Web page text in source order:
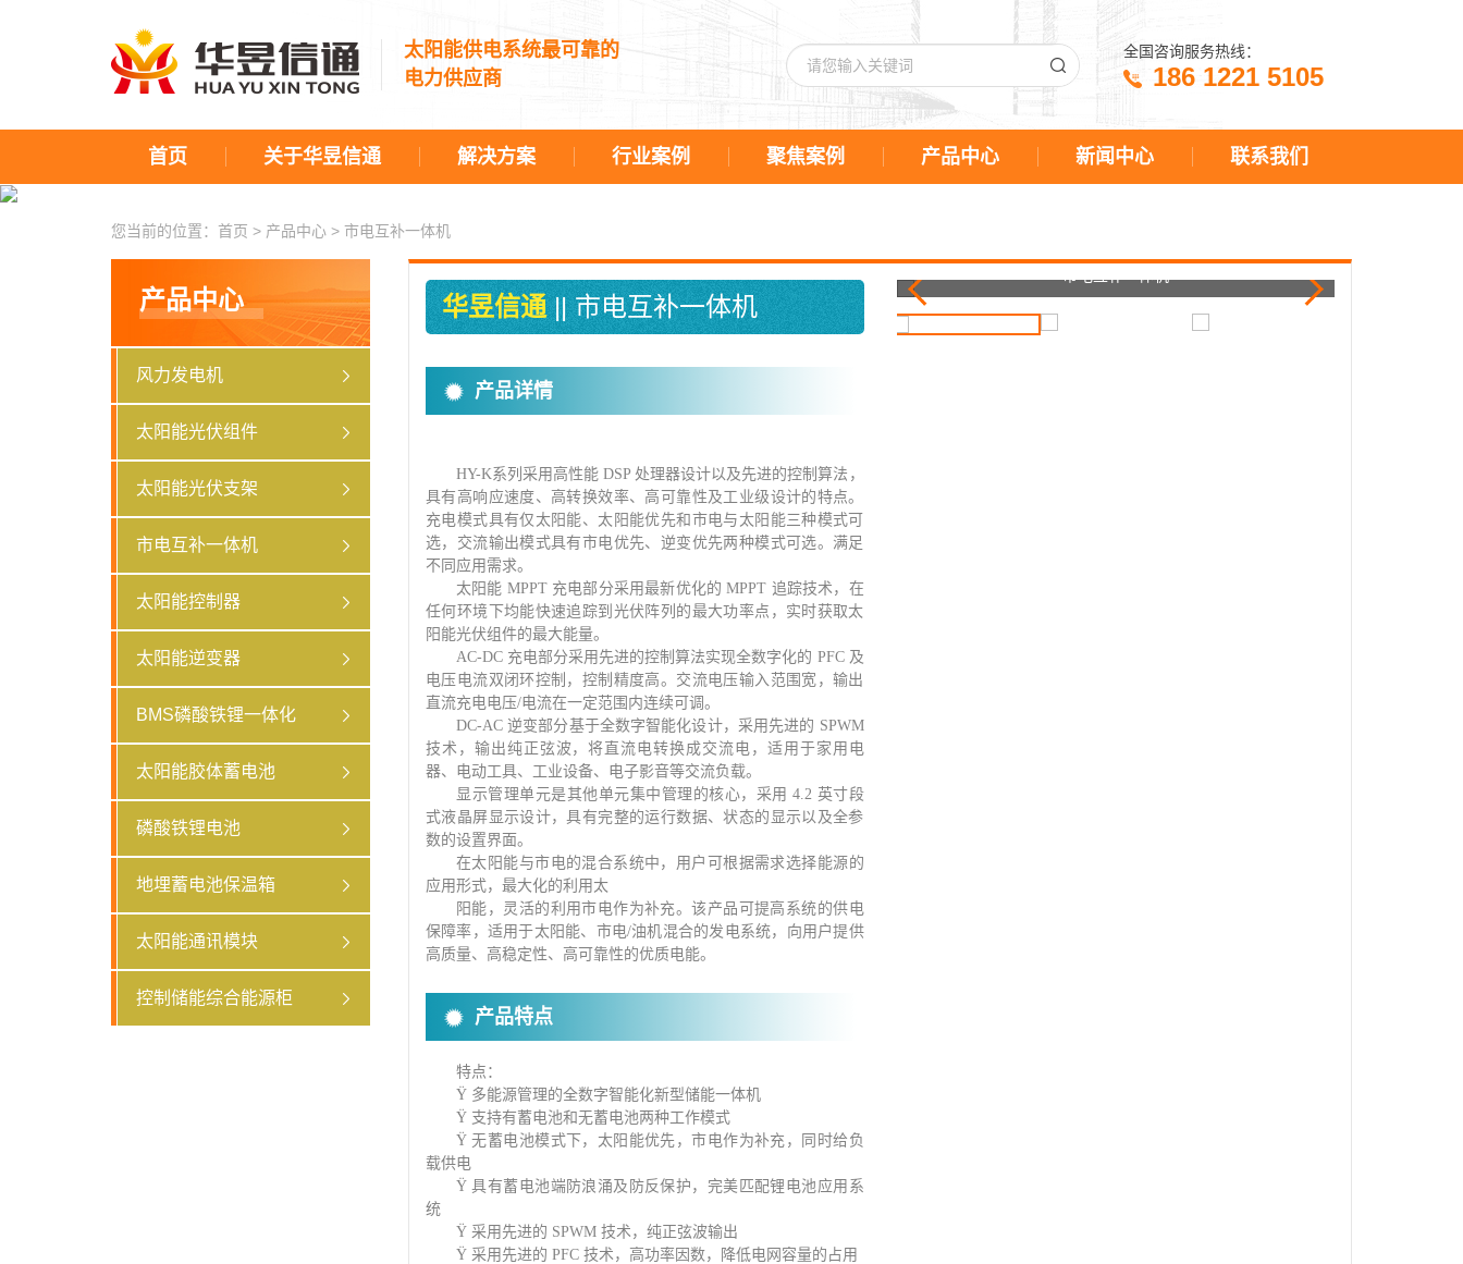
太阳能供电系统最可靠的
电力供应商
首页 关于华昱信通 解决方案 行业案例 聚焦案例 产品中心 新闻中心 联系我们
全国咨询服务热线：
186 1221 5105
您当前的位置： 首页 > 产品中心 > 市电互补一体机
产品中心
风力发电机
太阳能光伏组件
太阳能光伏支架
市电互补一体机
太阳能控制器
太阳能逆变器
BMS磷酸铁锂一体化
太阳能胶体蓄电池
磷酸铁锂电池
地埋蓄电池保温箱
太阳能通讯模块
控制储能综合能源柜
华昱信通 || 市电互补一体机
产品详情
HY-K系列采用高性能 DSP 处理器设计以及先进的控制算法，
具有高响应速度、高转换效率、高可靠性及工业级设计的特点。
充电模式具有仅太阳能、太阳能优先和市电与太阳能三种模式可
选，交流输出模式具有市电优先、逆变优先两种模式可选。满足
不同应用需求。
太阳能 MPPT 充电部分采用最新优化的 MPPT 追踪技术，在
任何环境下均能快速追踪到光伏阵列的最大功率点，实时获取太
阳能光伏组件的最大能量。
AC-DC 充电部分采用先进的控制算法实现全数字化的 PFC 及
电压电流双闭环控制，控制精度高。交流电压输入范围宽，输出
直流充电电压/电流在一定范围内连续可调。
DC-AC逆变部分基于全数字智能化设计，采用先进的 SPWM
技术，输出纯正弦波，将直流电转换成交流电，适用于家用电
器、电动工具、工业设备、电子影音等交流负载。
显示管理单元是其他单元集中管理的核心，采用 4.2 英寸段
式液晶屏显示设计，具有完整的运行数据、状态的显示以及全参
数的设置界面。
在太阳能与市电的混合系统中，用户可根据需求选择能源的
应用形式，最大化的利用太
阳能，灵活的利用市电作为补充。该产品可提高系统的供电
保障率，适用于太阳能、市电/油机混合的发电系统，向用户提供
高质量、高稳定性、高可靠性的优质电能。
产品特点
特点：
Ÿ 多能源管理的全数字智能化新型储能一体机
Ÿ 支持有蓄电池和无蓄电池两种工作模式
Ÿ 无蓄电池模式下，太阳能优先，市电作为补充，同时给负
载供电
Ÿ 具有蓄电池端防浪涌及防反保护，完美匹配锂电池应用系
统
Ÿ 采用先进的 SPWM 技术，纯正弦波输出
Ÿ 采用先进的 PFC 技术，高功率因数，降低电网容量的占用